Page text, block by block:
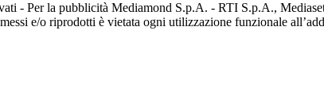
- Per la pubblicità Mediamond S.p.A. - RTI S.p.A.,
e/o riprodotti è vietata ogni utilizzazione funzionale